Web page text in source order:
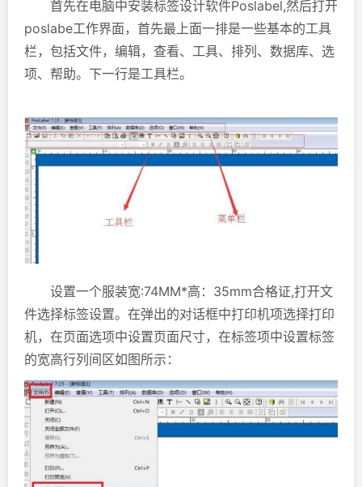
首先在电脑中安装标签设计软件Poslabel,然后打开
poslabe工作界面，首先最上面一排是一些基本的工具
栏，包括文件，编辑，查看、工具、排列、数据库、选
项、帮助。下一行是工具栏。
设置一个服装宽:74MM*高：35mm合格证,打开文
件选择标签设置。在弹出的对话框中打印机项选择打印
机，在页面选项中设置页面尺寸，在标签项中设置标签
的宽高行列间区如图所示：